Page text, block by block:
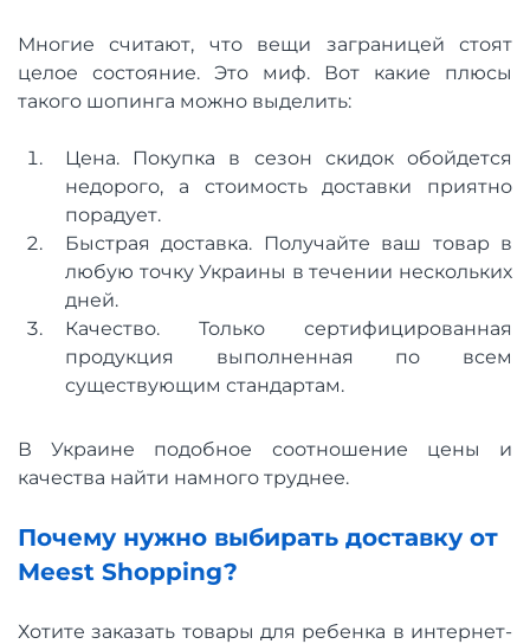
Многие считают, что вещи заграницей стоят
целое состояние. Это миф. Вот какие плюсы
такого шопинга можно выделить:
Цена. Покупка в сезон скидок обойдется
недорого, а стоимость доставки приятно
порадует.
Быстрая доставка. Получайте ваш товар в
любую точку Украины в течении нескольких
дней.
Качество. Только сертифицированная
продукция выполненная по всем
существующим стандартам.
В Украине подобное соотношение цены и
качества найти намного труднее.
Почему нужно выбирать доставку от
Meest Shopping?
Хотите заказать товары для ребенка в интернет-